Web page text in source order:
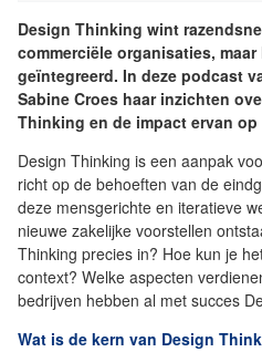
Design Thinking wint
commerciële organisaties,
geïntegreerd. In deze podcast
Sabine Croes haar inzichten
Thinking en de impact ervan
Design Thinking is een aanpak
richt op de behoeften van de
deze mensgerichte en iteratieve
nieuwe zakelijke voorstellen
Thinking precies in? Hoe kun je
context? Welke aspecten
bedrijven hebben al met succes
Wat is de kern van Design